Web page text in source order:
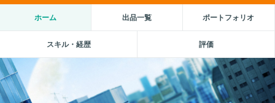
ホーム 出品一覧 ポートフォリオ
スキル・経歴 評価